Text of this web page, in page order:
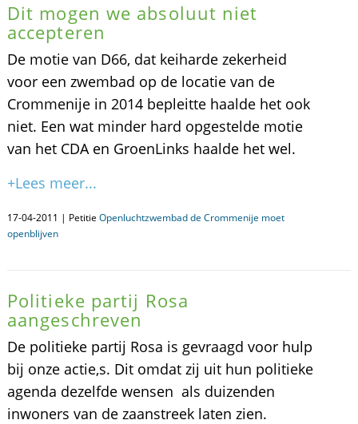
Dit mogen we absoluut niet
accepteren
De motie van D66, dat keiharde zekerheid
voor een zwembad op de locatie van de
Crommenije in 2014 bepleitte haalde het ook
niet. Een wat minder hard opgestelde motie
van het CDA en GroenLinks haalde het wel.
+Lees meer...
17-04-2011 | Petitie Openluchtzwembad de Crommenije moet
openblijven
Politieke partij Rosa
aangeschreven
De politieke partij Rosa is gevraagd voor hulp
bij onze actie,s. Dit omdat zij uit hun politieke
agenda dezelfde wensen als duizenden
inwoners van de zaanstreek laten zien.